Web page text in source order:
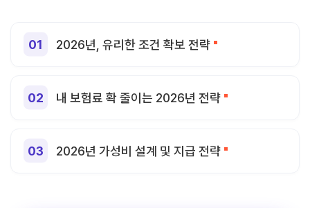
2026년, 유리한 조건 확보 전략
내 보험료 확 줄이는 2026년 전략
2026년 가성비 설계 및 지급 전략